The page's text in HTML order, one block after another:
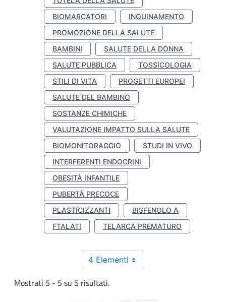
BIOMARCATORI
INQUINAMENTO
PROMOZIONE DELLA SALUTE
BAMBINI
SALUTE DELLA DONNA
SALUTE PUBBLICA
TOSSICOLOGIA
STILI DI VITA
PROGETTI EUROPEI
SALUTE DEL BAMBINO
SOSTANZE CHIMICHE
VALUTAZIONE IMPATTO SULLA SALUTE
BIOMONITORAGGIO
STUDI IN VIVO
INTERFERENTI ENDOCRINI
OBESITÀ INFANTILE
PUBERTÀ PRECOCE
PLASTICIZZANTI
BISFENOLO A
FTALATI
TELARCA PREMATURO
4 Elementi
Mostrati 5 - 5 su 5 risultati.